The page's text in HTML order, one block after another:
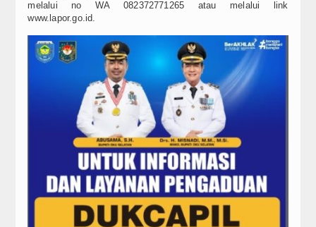
melalui no WA 082372771265 atau melalui link
www.lapor.go.id.